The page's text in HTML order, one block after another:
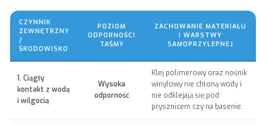
CZYNNIK
ZEWNĘTRZNY
/
ŚRODOWISKO
POZIOM
ODPORNOŚCI
TAŚMY
ZACHOWANIE MATERIAŁU
I WARSTWY
SAMOPRZYLEPNEJ
1. Ciągły
kontakt z wodą
i wilgocią
Wysoka
odporność
Klej polimerowy oraz nośnik
winylowy nie chłoną wody i
nie odklejają się pod
prysznicem czy na basenie.